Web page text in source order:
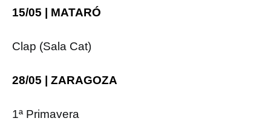
15/05 | MATARÓ
Clap (Sala Cat)
28/05 | ZARAGOZA
1ª Primavera